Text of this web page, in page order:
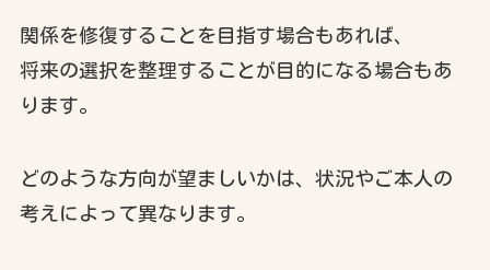
関係を修復することを目指す場合もあれば、
将来の選択を整理することが目的になる場合もあ
ります。
どのような方向が望ましいかは、状況やご本人の
考えによって異なります。